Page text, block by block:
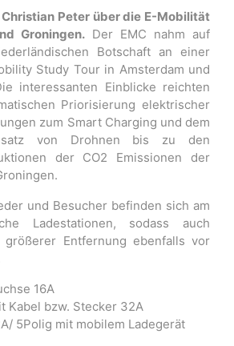
Peter über die E-Mobilität
Groningen. Der EMC nahm auf
Botschaft an einer
Study Tour in Amsterdam und
interessanten Einblicke reichten
Priorisierung elektrischer
zum Smart Charging und dem
von Drohnen bis zu den
der CO2 Emissionen der
und Besucher befinden sich am
Ladestationen, sodass auch
größerer Entfernung ebenfalls vor
16A
Kabel bzw. Stecker 32A
5Polig mit mobilem Ladegerät